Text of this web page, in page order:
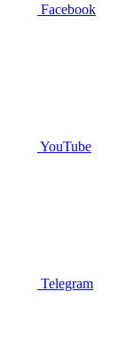
Facebook
YouTube
Telegram